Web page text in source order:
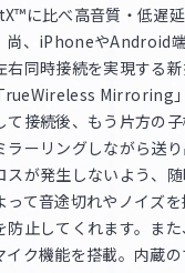
に比べ高音質・低遅
尚、iPhoneやAndroid
右同時接続を実現する
Mirroring
て接続後、もう片方の
ラーリングしながら送
スが発生しないよう、
って音途切れやノイズ
防止してくれます。ま
イク機能を搭載。内蔵